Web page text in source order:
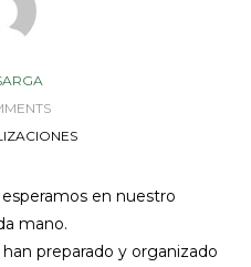
en nuestro
mano.
preparado y organizado